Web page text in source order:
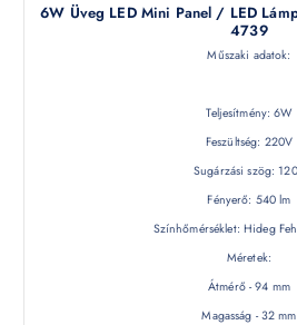
6W Üveg LED Mini Panel / LED
4739
Műszaki adatok:
Teljesítmény: 6W
Feszültség: 220V
Sugárzási szög:
Fényerő: 540 lm
Színhőmérséklet: Hideg
Méretek:
Átmérő - 94 mm
Magasság - 32 mm